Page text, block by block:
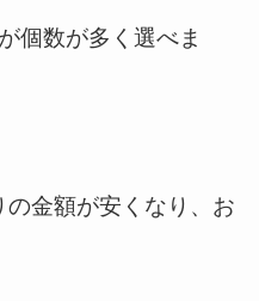
個数が多く選べま
金額が安くなり、お